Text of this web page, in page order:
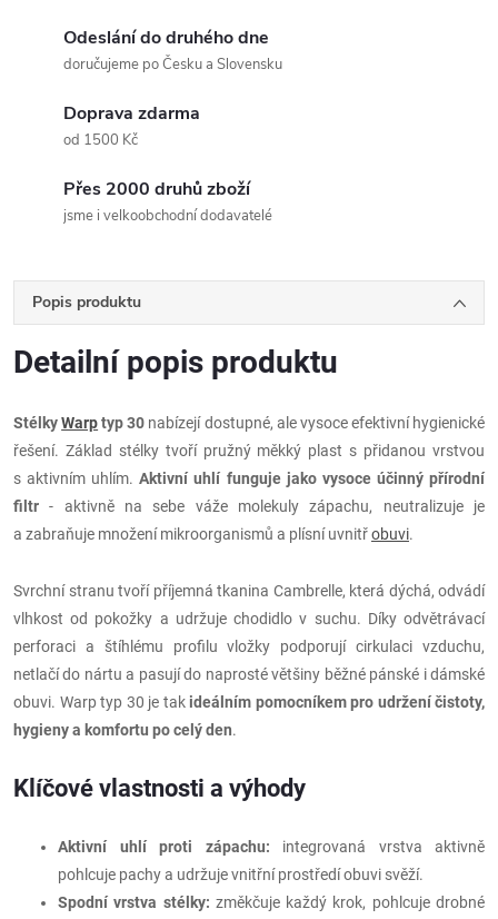
Odeslání do druhého dne
doručujeme po Česku a Slovensku
Doprava zdarma
od 1500 Kč
Přes 2000 druhů zboží
jsme i velkoobchodní dodavatelé
Popis produktu
Detailní popis produktu
StélkyWarptyp 30 nabízejí dostupné, ale vysoce efektivní hygienické
řešení. Základ stélky tvoří pružný měkký plast s přidanou vrstvou
s aktivním uhlím.Aktivní uhlí funguje jako vysoce účinný přírodní
filtr- aktivně na sebe váže molekuly zápachu, neutralizuje je
a zabraňuje množení mikroorganismů a plísní uvnitřobuvi.
Svrchní stranu tvoří příjemná tkanina Cambrelle, která dýchá, odvádí
vlhkost od pokožky a udržuje chodidlo v suchu. Díky odvětrávací
perforaci a štíhlému profilu vložky podporují cirkulaci vzduchu,
netlačí do nártu a pasují do naprosté většiny běžné pánské i dámské
obuvi. Warp typ 30 je tak ideálním pomocníkem pro udržení čistoty,
hygieny a komfortu po celý den.
Klíčové vlastnosti a výhody
Aktivní uhlí proti zápachu: integrovaná vrstva aktivně
pohlcuje pachy a udržuje vnitřní prostředí obuvi svěží.
Spodní vrstva stélky: změkčuje každý krok, pohlcuje drobné